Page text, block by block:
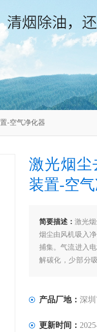
-空气净化器
激光烟尘
装置-空
简要描述： 激光
烟尘由风机吸入
捕集。气流进入
解碳化，少部分
产品厂地： 深
更新时间：